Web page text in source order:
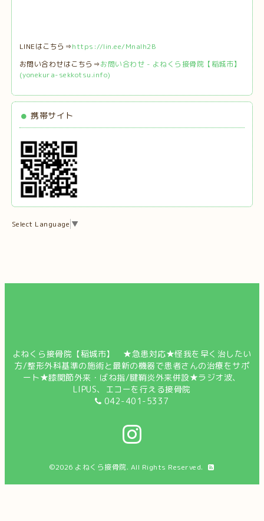
LINEはこちら⇒https://lin.ee/MnaIh2B
お問い合わせはこちら⇒お問い合わせ - よねくら接骨院【稲城市】
(yonekura-sekkotsu.info)
携帯サイト
Select Language ▼
よねくら接骨院【稲城市】 ★急患対応★怪我を早く治したい
方/整形外科基準の施術と最新の機器で患者さんの治療をサポ
ート★膝関節外来・ばね指/腱鞘炎外来併設★ラジオ波、
LIPUS、エコーを行える接骨院
042-401-5337
©2026 よねくら接骨院. All Rights Reserved.